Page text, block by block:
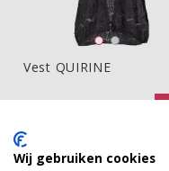
Vest QUIRINE
Vest QUIRINE
Wij gebruiken cookies